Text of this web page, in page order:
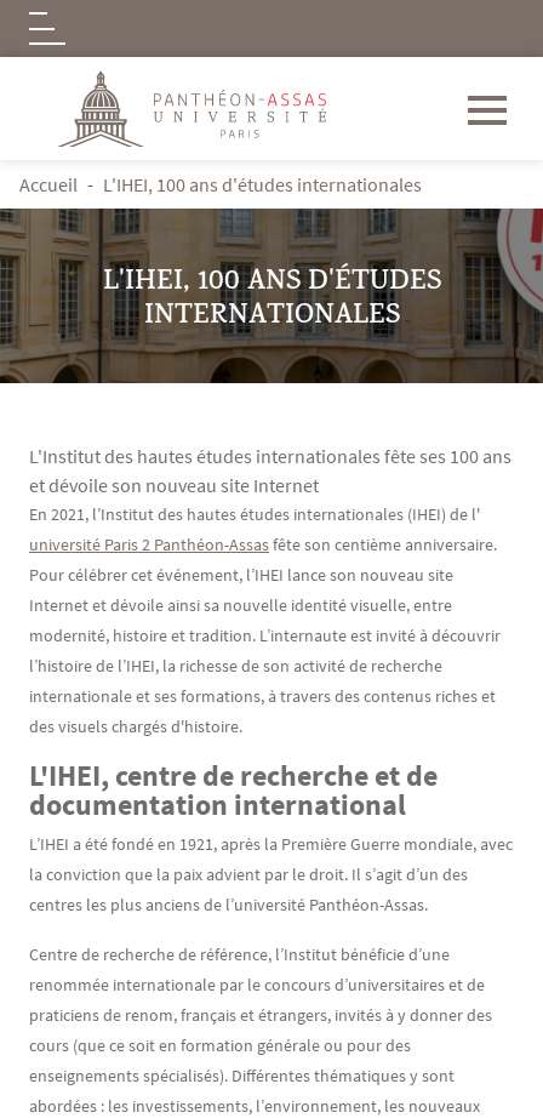
Aller au contenu principal
Logo
FIL D'ARIANE
Accueil L'IHEI, 100 ans d'études internationales
L'IHEI, 100 ANS D'ÉTUDES
INTERNATIONALES
L'Institut des hautes études internationales fête ses 100 ans
et dévoile son nouveau site Internet
Contenu
Texte
En 2021, l’Institut des hautes études internationales (IHEI) de l'
université Paris 2 Panthéon-Assasfête son centième anniversaire.
Pour célébrer cet événement, l’IHEI lance son nouveau site
Internet et dévoile ainsi sa nouvelle identité visuelle, entre
modernité, histoire et tradition. L’internaute est invité à découvrir
l’histoire de l’IHEI, la richesse de son activité de recherche
internationale et ses formations, à travers des contenus riches et
des visuels chargés d'histoire.
L'IHEI, centre de recherche et de
documentation international
L’IHEI a été fondé en 1921, après la Première Guerre mondiale, avec
la conviction que la paix advient par le droit. Il s’agit d’un des
centres les plus anciens de l’université Panthéon-Assas.
Centre de recherche de référence, l’Institut bénéficie d’une
renommée internationale par le concours d’universitaires et de
praticiens de renom, français et étrangers, invités à y donner des
cours (que ce soit en formation générale ou pour des
enseignements spécialisés). Différentes thématiques y sont
abordées : les investissements, l’environnement, les nouveaux